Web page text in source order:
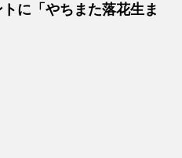
に「やちまた落花生ま